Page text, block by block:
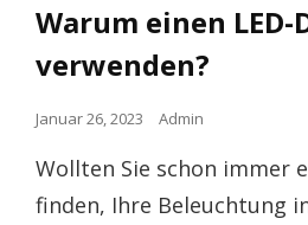
Warum einen
verwenden?
Posted
Januar 26, 2023 Admin
Wollten Sie schon immer
finden, Ihre Beleuchtung